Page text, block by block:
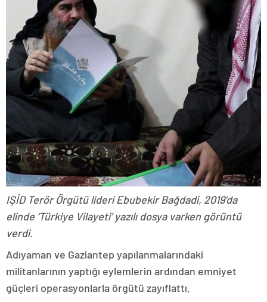
IŞİD Terör Örgütü lideri Ebubekir Bağdadi, 2019’da
elinde ‘Türkiye Vilayeti’ yazılı dosya varken görüntü
verdi.
Adıyaman ve Gaziantep yapılanmalarındaki
militanlarının yaptığı eylemlerin ardından emniyet
güçleri operasyonlarla örgütü zayıflattı.